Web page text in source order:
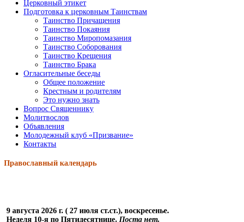
Церковный этикет
Подготовка к церковным Таинствам
Таинство Причащения
Таинство Покаяния
Таинство Миропомазания
Таинство Соборования
Таинство Крещения
Таинство Брака
Огласительные беседы
Общее положение
Крестным и родителям
Это нужно знать
Вопрос Священнику
Молитвослов
Объявления
Молодежный клуб «Призвание»
Контакты
Православный календарь
9 августа 2026 г. ( 27 июля ст.ст.), воскресенье.
Неделя 10-я по Пятидесятнице. Поста нет.